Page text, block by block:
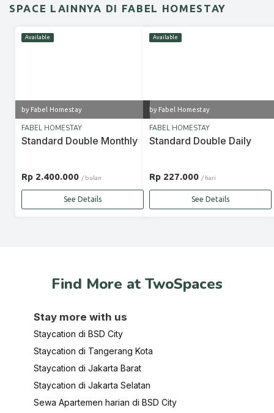
SPACE LAINNYA DI FABEL HOMESTAY
Available
by Fabel Homestay
FABEL HOMESTAY
Standard Double Monthly
Rp 2.400.000 / bulan
See Details
Available
by Fabel Homestay
FABEL HOMESTAY
Standard Double Daily
Rp 227.000 / hari
See Details
Find More at TwoSpaces
Stay more with us
Staycation di BSD City
Staycation di Tangerang Kota
Staycation di Jakarta Barat
Staycation di Jakarta Selatan
Sewa Apartemen harian di BSD City